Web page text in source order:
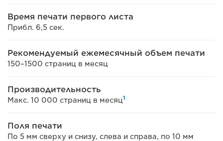
Время печати первого листа
Прибл. 6,5 сек.
Рекомендуемый ежемесячный объем печати
150–1500 страниц в месяц
Производительность
Макс. 10 000 страниц в месяц1
Поля печати
По 5 мм сверху и снизу, слева и справа, по 10 мм